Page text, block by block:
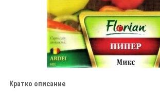
Кратко описание